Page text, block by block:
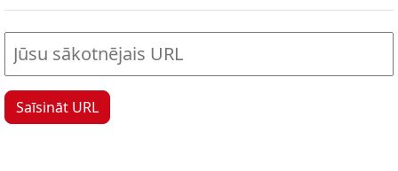
Saīsināt URL